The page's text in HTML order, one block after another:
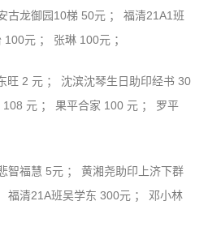
古龙御园10梯 50元 ； 福清21A1班
元 ； 张琳 100元 ；
旺 2 元 ； 沈滨沈琴生日助印经书 30
元 ； 果平合家 100 元 ； 罗平
智福慧 5元 ； 黄湘尧助印上济下群
福清21A班吴学东 300元 ； 邓小林